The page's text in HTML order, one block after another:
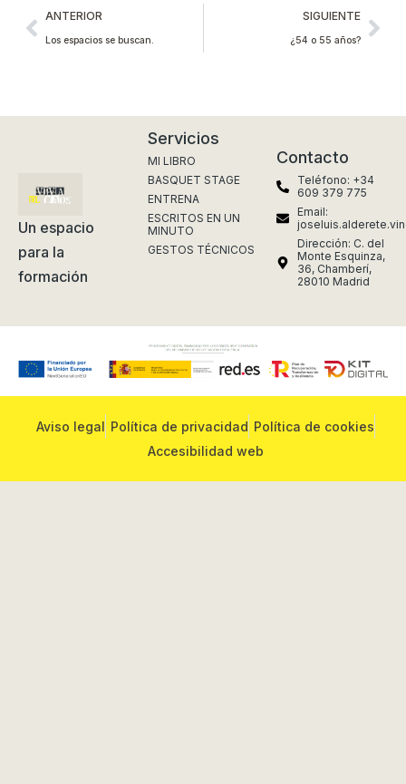
ANTERIOR
Los espacios se buscan.
SIGUIENTE
¿54 o 55 años?
Un espacio
para la
formación
Servicios
MI LIBRO
BASQUET STAGE
ENTRENA
ESCRITOS EN UN
MINUTO
GESTOS TÉCNICOS
Contacto
Teléfono: +34
609 379 775
Email:
Dirección: C. del
Monte Esquinza,
36, Chamberí,
28010 Madrid
Aviso legal Política de privacidad Política de cookies
Accesibilidad web